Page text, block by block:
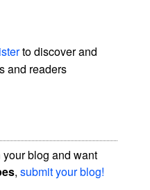
to discover and
and readers
blog and want
,submit your blog!